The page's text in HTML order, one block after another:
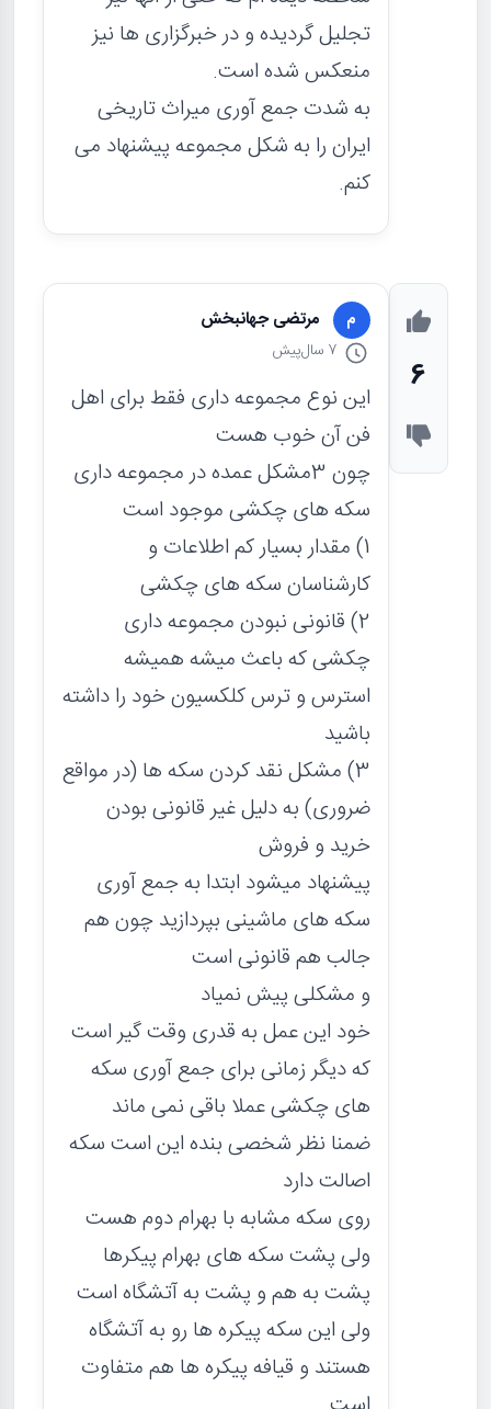
تجلیل گردیده و در خبرگزاری ها نیز
منعکس شده است.
به شدت جمع آوری میراث تاریخی
ایران را به شکل مجموعه پیشنهاد می
کنم.
6
م مرتضی جهانبخش
7 سال پیش
این نوع مجموعه داری فقط برای اهل
فن آن خوب هست
چون 3مشکل عمده در مجموعه داری
سکه های چکشی موجود است
1) مقدار بسیار کم اطلاعات و
کارشناسان سکه های چکشی
2) قانونی نبودن مجموعه داری
چکشی که باعث میشه همیشه
استرس و ترس کلکسیون خود را داشته
باشید
3) مشکل نقد کردن سکه ها (در مواقع
ضروری) به دلیل غیر قانونی بودن
خرید و فروش
پیشنهاد میشود ابتدا به جمع آوری
سکه های ماشینی بپردازید چون هم
جالب هم قانونی است
و مشکلی پیش نمیاد
خود این عمل به قدری وقت گیر است
که دیگر زمانی برای جمع آوری سکه
های چکشی عملا باقی نمی ماند
ضمنا نظر شخصی بنده این است سکه
اصالت دارد
روی سکه مشابه با بهرام دوم هست
ولی پشت سکه های بهرام پیکرها
پشت به هم و پشت به آتشگاه است
ولی این سکه پیکره ها رو به آتشگاه
هستند و قیافه پیکره ها هم متفاوت